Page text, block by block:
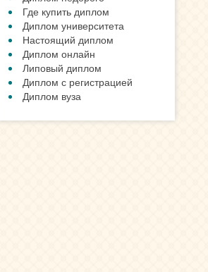
Где купить диплом
Диплом университета
Настоящий диплом
Диплом онлайн
Липовый диплом
Диплом с регистрацией
Диплом вуза